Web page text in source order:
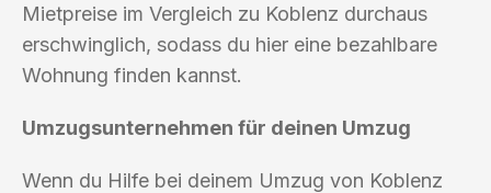
Mietpreise im Vergleich zu Koblenz durchaus
erschwinglich, sodass du hier eine bezahlbare
Wohnung finden kannst.
Umzugsunternehmen für deinen Umzug
Wenn du Hilfe bei deinem Umzug von Koblenz